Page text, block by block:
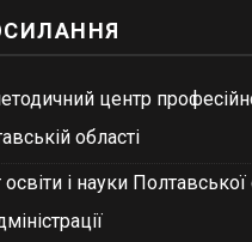
центр
області
і науки Полтавської